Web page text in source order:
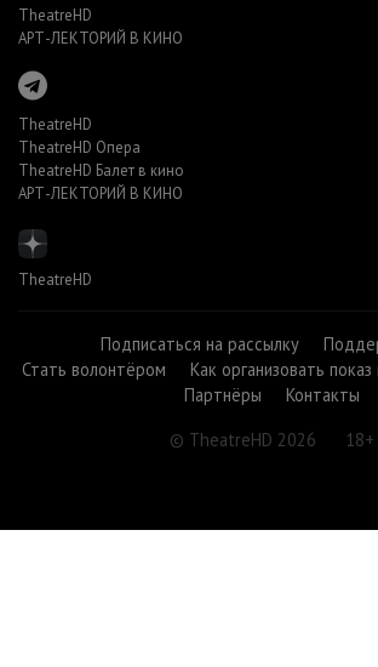
TheatreHD
АРТ-ЛЕКТОРИЙ В КИНО
TheatreHD
TheatreHD Опера
TheatreHD Балет в кино
АРТ-ЛЕКТОРИЙ В КИНО
TheatreHD
Подписаться на рассылку
Стать волонтёром
Как организовать
Партнёры
Контакты
© TheatreHD 2026
18+